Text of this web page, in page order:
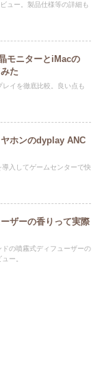
ュー。製品仕様等の詳細も
モニターとiMacの
た
イを徹底比較。良い点も
ホンのdyplay ANC
入してゲームセンターで快
ザーの香りって実際
の噴霧式ディフューザーの
ー。